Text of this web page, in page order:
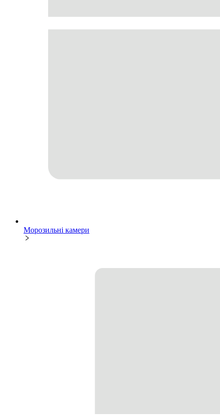
Морозильні камери